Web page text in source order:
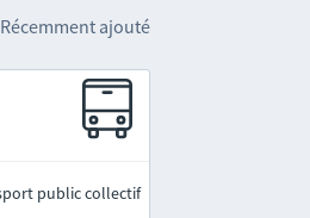
Récemment ajouté
public collectif